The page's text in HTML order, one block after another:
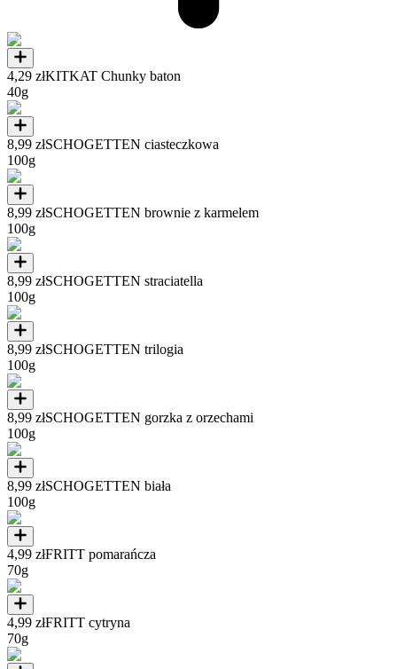
4,29 złKITKAT Chunky baton
40g
8,99 złSCHOGETTEN ciasteczkowa
100g
8,99 złSCHOGETTEN brownie z karmelem
100g
8,99 złSCHOGETTEN straciatella
100g
8,99 złSCHOGETTEN trilogia
100g
8,99 złSCHOGETTEN gorzka z orzechami
100g
8,99 złSCHOGETTEN biała
100g
4,99 złFRITT pomarańcza
70g
4,99 złFRITT cytryna
70g